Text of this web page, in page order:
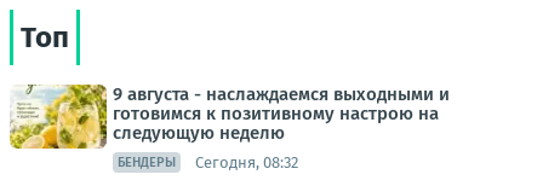
Топ
9 августа - наслаждаемся выходными и
готовимся к позитивному настрою на
следующую неделю
БЕНДЕРЫ Сегодня, 08:32